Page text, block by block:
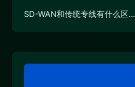
SD-WAN和传统专线有什么区…